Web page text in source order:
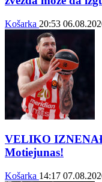
Košarka 20:53
VELIKO
Motiejunas!
Košarka 14:17